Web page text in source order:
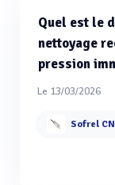
Quel est le
nettoyage
pression
Le 13/03/2026
Sofrel